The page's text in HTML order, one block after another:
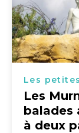
Les
Les
balades
à deux